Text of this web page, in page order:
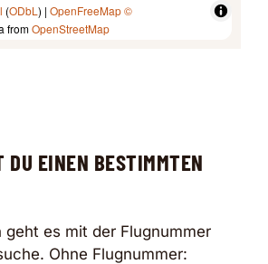
(ODbL ) | OpenFreeMap©
fromOpenStreetMap
DU EINEN BESTIMMTEN
geht es mit der Flugnummer
Ohne Flugnummer: